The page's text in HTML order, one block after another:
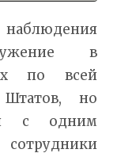
в
по всей
Штатов, но
с одним